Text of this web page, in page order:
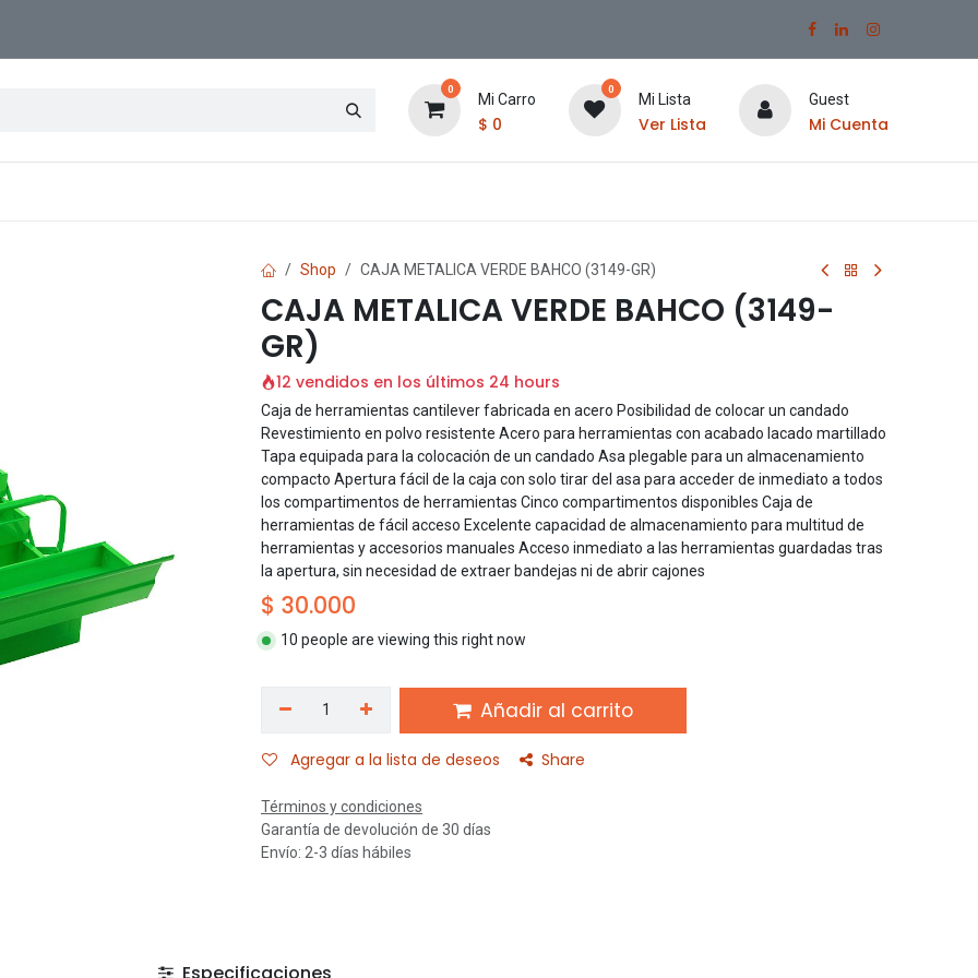
0
Mi Carro
$ 0
0
Mi Lista
Ver Lista
Guest
Mi Cuenta
Shop CAJA METALICA VERDE BAHCO (3149-GR)
CAJA METALICA VERDE BAHCO (3149-
GR)
12 vendidos en los últimos 24 hours
Caja de herramientas cantilever fabricada en acero Posibilidad de colocar un candado
Revestimiento en polvo resistente Acero para herramientas con acabado lacado martillado
Tapa equipada para la colocación de un candado Asa plegable para un almacenamiento
compacto Apertura fácil de la caja con solo tirar del asa para acceder de inmediato a todos
los compartimentos de herramientas Cinco compartimentos disponibles Caja de
herramientas de fácil acceso Excelente capacidad de almacenamiento para multitud de
herramientas y accesorios manuales Acceso inmediato a las herramientas guardadas tras
la apertura, sin necesidad de extraer bandejas ni de abrir cajones
$ 30.000
10 people are viewing this right now
Añadir al carrito
Agregar a la lista de deseos Share
Términos y condiciones
Garantía de devolución de 30 días
Envío: 2-3 días hábiles
Especificaciones